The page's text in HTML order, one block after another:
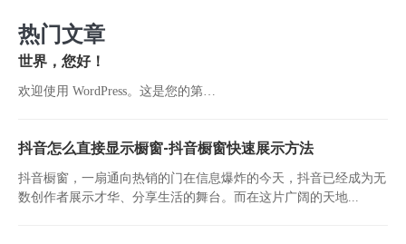
热门文章
世界，您好！
欢迎使用 WordPress。这是您的第…
抖音怎么直接显示橱窗-抖音橱窗快速展示方法
抖音橱窗，一扇通向热销的门在信息爆炸的今天，抖音已经成为无
数创作者展示才华、分享生活的舞台。而在这片广阔的天地...